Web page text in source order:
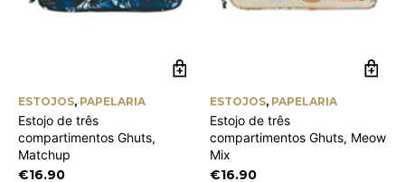
ESTOJOS, PAPELARIA
Estojo de três
compartimentos Ghuts,
Matchup
€16.90
ESTOJOS, PAPELARIA
Estojo de três
compartimentos Ghuts, Meow
Mix
€16.90